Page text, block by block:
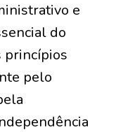
e
do
princípios
pelo